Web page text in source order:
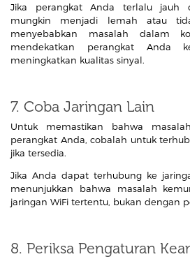
Jika perangkat Anda terlalu jauh
mungkin menjadi lemah atau
menyebabkan masalah dalam
mendekatkan perangkat Anda
meningkatkan kualitas sinyal.
7. Coba Jaringan Lain
Untuk memastikan bahwa
perangkat Anda, cobalah untuk
jika tersedia.
Jika Anda dapat terhubung ke
menunjukkan bahwa masalah
jaringan WiFi tertentu, bukan dengan
8. Periksa Pengaturan